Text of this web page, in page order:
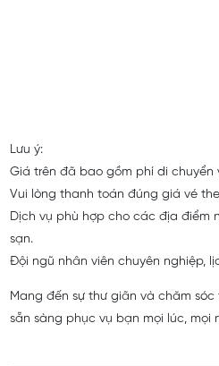
Lưu ý:
Giá trên đã bao gồm phí di chuyển
Vui lòng thanh toán đúng giá vé
Dịch vụ phù hợp cho các địa điểm
sạn.
Mang đến sự thư giãn và chăm sóc